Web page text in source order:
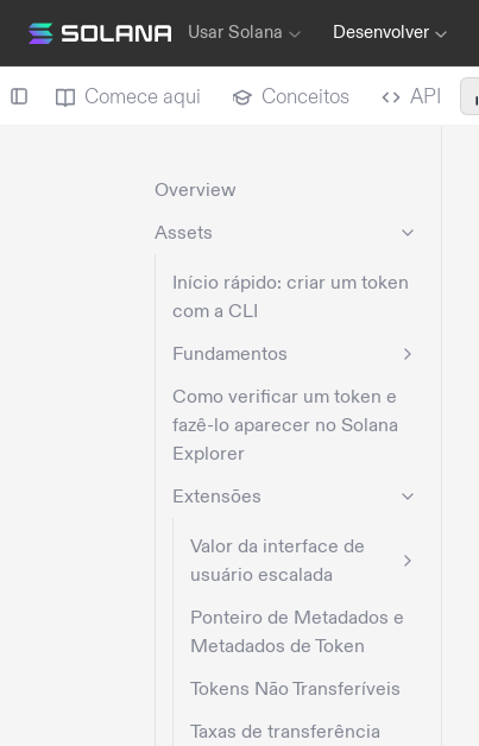
Usar Solana Desenvolver
Comece aqui Conceitos API
Overview
Assets
Início rápido: criar um token
com a CLI
Fundamentos
Como verificar um token e
fazê-lo aparecer no Solana
Explorer
Extensões
Valor da interface de
usuário escalada
Ponteiro de Metadados e
Metadados de Token
Tokens Não Transferíveis
Taxas de transferência